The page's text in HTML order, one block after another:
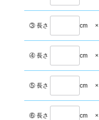
③ 長さ cm
④ 長さ cm
⑤ 長さ cm
⑥ 長さ cm